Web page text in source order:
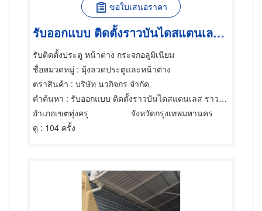
ขอใบเสนอราคา
รับออกแบบ ติดตั้งราวบันไดสแตนเลส ราวกันตก
รับติดตั้งประตู หน้าต่าง กระจกอลูมิเนียม
ชื่อหมวดหมู่ : มุ้งลวดประตูและหน้าต่าง
ตราสินค้า : บริษัท นวกิจกร จำกัด
คำค้นหา : รับออกแบบ ติดตั้งราวบันไดสแตนเลส ราวกันตก
อำเภอเขตทุ่งครุ
จังหวัดกรุงเทพมหานคร
ดู : 104 ครั้ง